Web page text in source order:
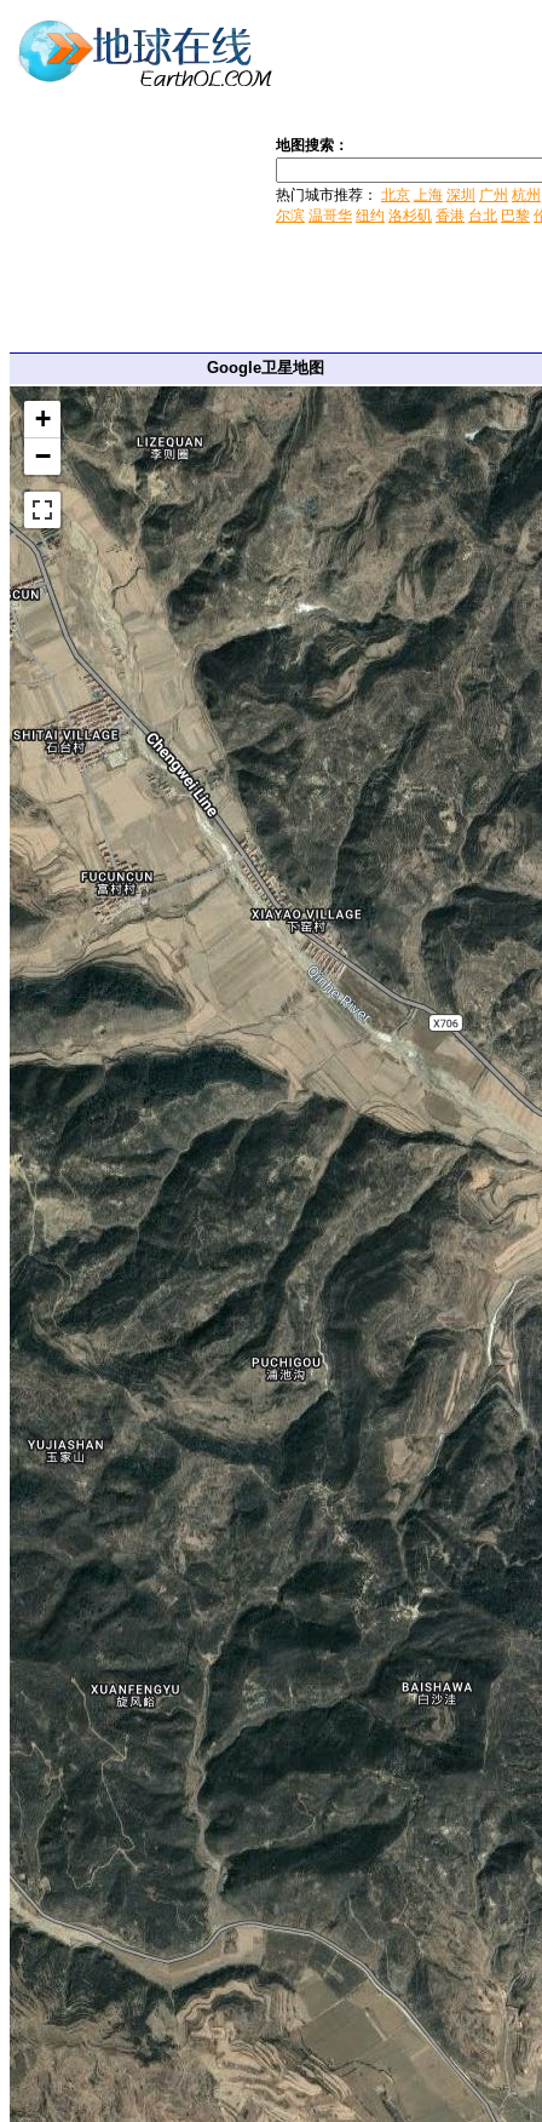
地图搜索：
热门城市推荐： 北京 上海 深圳 广州 杭州
尔滨 温哥华 纽约 洛杉矶 香港 台北 巴黎
Google卫星地图
+
−